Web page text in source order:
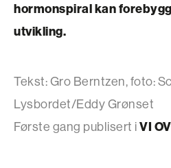
hormonspiral kan
utvikling.
Tekst: Gro Berntzen, foto:
Lysbordet/Eddy Grønset
Første gang publisert iVI